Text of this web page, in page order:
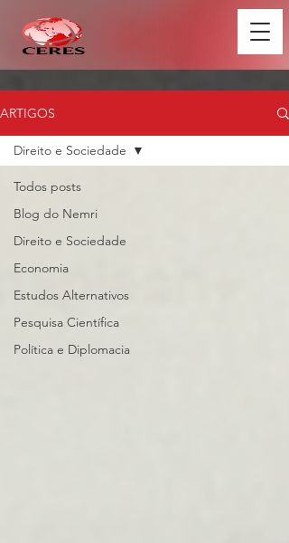
ARTIGOS
Todos posts
Blog do Nemri
Direito e Sociedade
Economia
Estudos Alternativos
Pesquisa Científica
Política e Diplomacia
Direito e Sociedade